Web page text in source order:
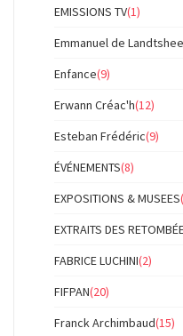
EMISSIONS TV(1)
Emmanuel de
Enfance(9)
Erwann Créac'h(12)
Esteban Frédéric(9)
ÉVÉNEMENTS(8)
EXPOSITIONS & MUSEES
EXTRAITS DES
FABRICE LUCHINI(2)
FIFPAN(20)
Franck Archimbaud(15)